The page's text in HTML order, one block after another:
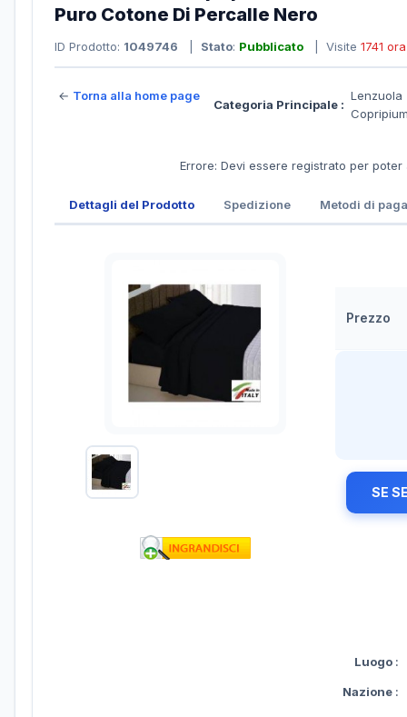
Puro Cotone Di Percalle Nero
ID Prodotto: 1049746 Stato: Pubblicato | Visite 1741 ora
← Torna alla home page
Categoria Principale :
Lenzuola
Errore: Devi essere registrato per
Dettagli del Prodotto Spedizione Metodi di
Prezzo
SE
Luogo :
Nazione :